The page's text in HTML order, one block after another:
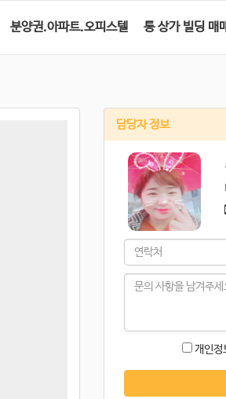
분양권.아파트.오피스텔 통 상가 빌딩 매
담당자 정보
개인정